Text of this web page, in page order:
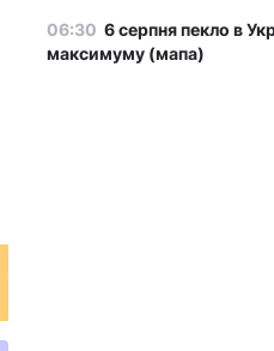
06:30 6 серпня пекло в
максимуму (мапа)